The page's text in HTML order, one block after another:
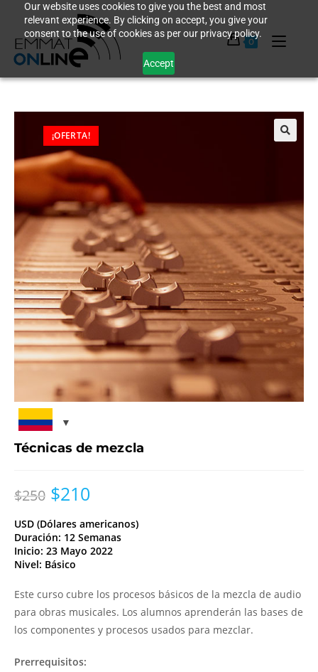
Our website uses cookies to give you the best and most
relevant experience. By clicking on accept, you give your
consent to the use of cookies as per our privacy policy.
Accept
0
¡OFERTA!
Técnicas de mezcla
$250 $210
USD (Dólares americanos)
Duración: 12 Semanas
Inicio: 23 Mayo 2022
Nivel: Básico
Este curso cubre los procesos básicos de la mezcla de audio
para obras musicales. Los alumnos aprenderán las bases de
los componentes y procesos usados para mezclar.
Prerrequisitos: